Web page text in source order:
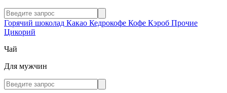
Горячий шоколад Какао Кедрокофе Кофе Кэроб Прочие
Цикорий
Чай
Для мужчин